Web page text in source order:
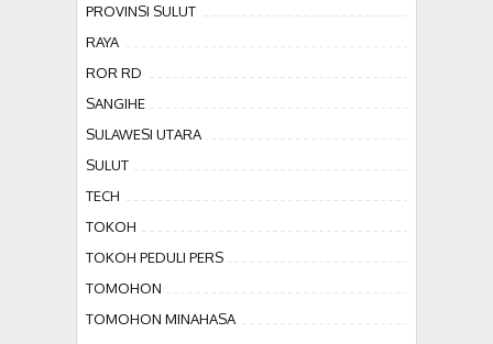
PROVINSI SULUT
RAYA
ROR RD
SANGIHE
SULAWESI UTARA
SULUT
TECH
TOKOH
TOKOH PEDULI PERS
TOMOHON
TOMOHON MINAHASA